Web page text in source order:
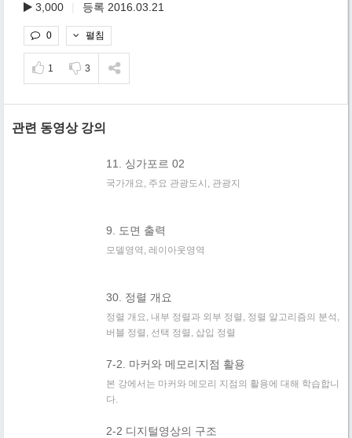
3,000 등록 2016.03.21
0 펼침
1 3
관련 동영상 강의
11. 싱가포르 02
국가개요, 주요 관광도시, 관광지
9. 도면 출력
모델영역, 레이아웃영역
30. 정렬 개요
정렬 개요, 내부 정렬과 외부 정렬, 정렬 알고리즘의 분석,
버블 정렬, 선택 정렬, 삽입 정렬
7-2. 마커와 메모리지점 활용
본 강에서는 마커와 메모리 지점의 활용에 대해 학습합니
다.
2-2 디지털영상의 구조